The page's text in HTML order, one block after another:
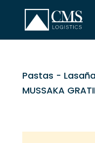
Pastas -
MUSSAKA